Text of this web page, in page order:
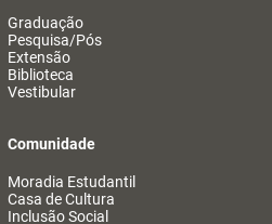
Graduação
Pesquisa/Pós
Extensão
Biblioteca
Vestibular
Comunidade
Moradia Estudantil
Casa de Cultura
Inclusão Social